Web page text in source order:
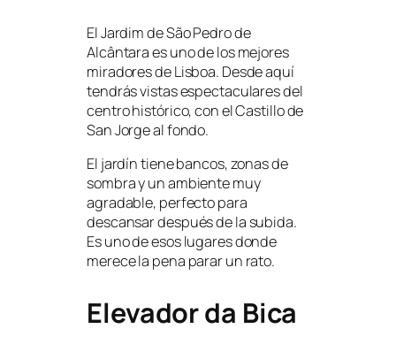
El Jardim de São Pedro de
Alcântara es uno de los mejores
miradores de Lisboa. Desde aquí
tendrás vistas espectaculares del
centro histórico, con el Castillo de
San Jorge al fondo.
El jardín tiene bancos, zonas de
sombra y un ambiente muy
agradable, perfecto para
descansar después de la subida.
Es uno de esos lugares donde
merece la pena parar un rato.
Elevador da Bica